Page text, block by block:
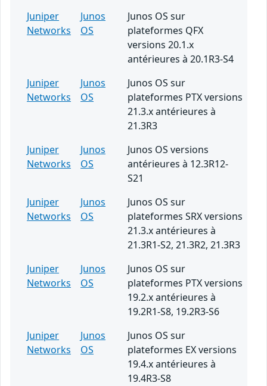
Juniper
Networks
Junos
OS
Junos OS sur
plateformes QFX
versions 20.1.x
antérieures à 20.1R3-S4
Juniper
Networks
Junos
OS
Junos OS sur
plateformes PTX versions
21.3.x antérieures à
21.3R3
Juniper
Networks
Junos
OS
Junos OS versions
antérieures à 12.3R12-
S21
Juniper
Networks
Junos
OS
Junos OS sur
plateformes SRX versions
21.3.x antérieures à
21.3R1-S2, 21.3R2, 21.3R3
Juniper
Networks
Junos
OS
Junos OS sur
plateformes PTX versions
19.2.x antérieures à
19.2R1-S8, 19.2R3-S6
Juniper
Networks
Junos
OS
Junos OS sur
plateformes EX versions
19.4.x antérieures à
19.4R3-S8